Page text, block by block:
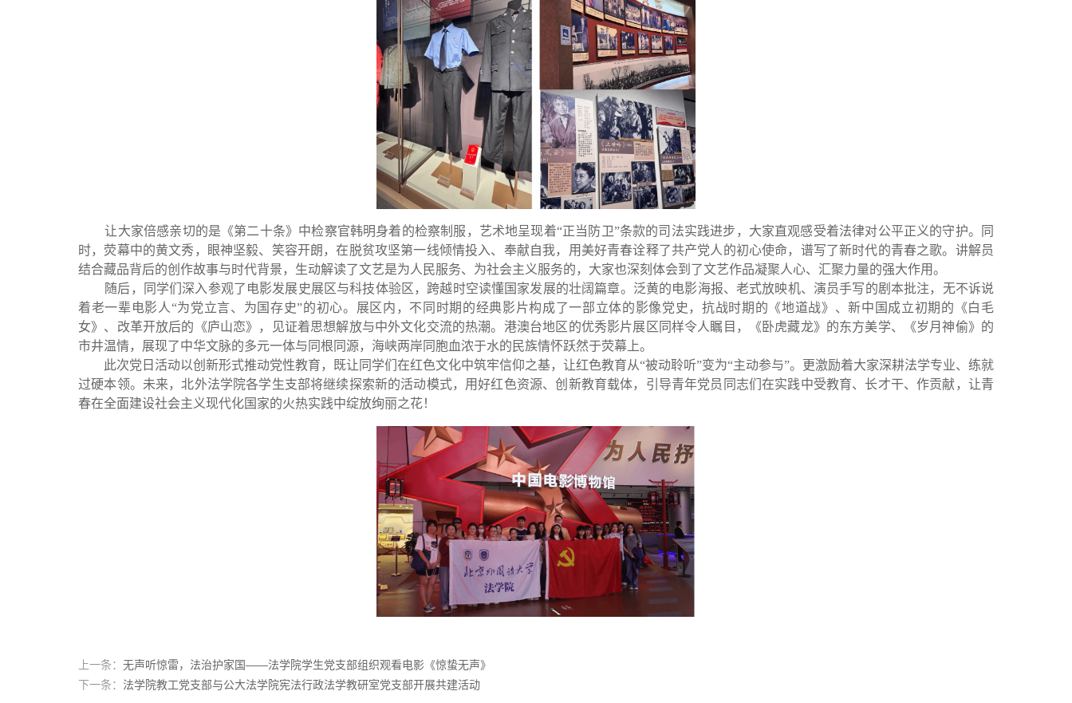
让大家倍感亲切的是《第二十条》中检察官韩明身着的检察制服，艺术地呈现着“正当防卫”条款的司法实践进步，大家直观感受着法律对公平正义的守护。同
时，荧幕中的黄文秀，眼神坚毅、笑容开朗，在脱贫攻坚第一线倾情投入、奉献自我，用美好青春诠释了共产党人的初心使命，谱写了新时代的青春之歌。讲解员
结合藏品背后的创作故事与时代背景，生动解读了文艺是为人民服务、为社会主义服务的，大家也深刻体会到了文艺作品凝聚人心、汇聚力量的强大作用。
随后，同学们深入参观了电影发展史展区与科技体验区，跨越时空读懂国家发展的壮阔篇章。泛黄的电影海报、老式放映机、演员手写的剧本批注，无不诉说
着老一辈电影人“为党立言、为国存史”的初心。展区内，不同时期的经典影片构成了一部立体的影像党史，抗战时期的《地道战》、新中国成立初期的《白毛
女》、改革开放后的《庐山恋》，见证着思想解放与中外文化交流的热潮。港澳台地区的优秀影片展区同样令人瞩目，《卧虎藏龙》的东方美学、《岁月神偷》的
市井温情，展现了中华文脉的多元一体与同根同源，海峡两岸同胞血浓于水的民族情怀跃然于荧幕上。
此次党日活动以创新形式推动党性教育，既让同学们在红色文化中筑牢信仰之基，让红色教育从“被动聆听”变为“主动参与”。更激励着大家深耕法学专业、练就
过硬本领。未来，北外法学院各学生支部将继续探索新的活动模式，用好红色资源、创新教育载体，引导青年党员同志们在实践中受教育、长才干、作贡献，让青
春在全面建设社会主义现代化国家的火热实践中绽放绚丽之花！
上一条： 无声听惊雷，法治护家国——法学院学生党支部组织观看电影《惊蛰无声》
下一条： 法学院教工党支部与公大法学院宪法行政法学教研室党支部开展共建活动